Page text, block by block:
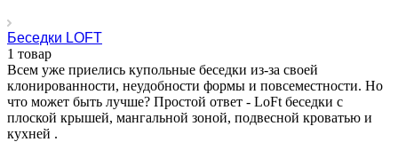
Беседки LOFT
1 товар
Всем уже приелись купольные беседки из-за своей
клонированности, неудобности формы и повсеместности. Но
что может быть лучше? Простой ответ - LoFt беседки с
плоской крышей, мангальной зоной, подвесной кроватью и
кухней .